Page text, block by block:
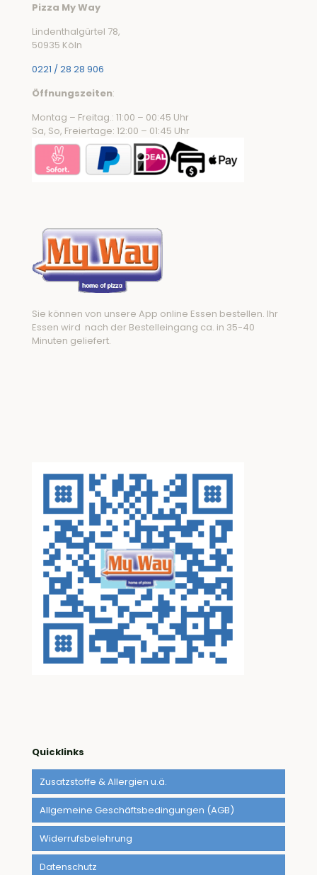
Pizza My Way
Lindenthalgürtel 78,
50935 Köln
0221 / 28 28 906
Öffnungszeiten:
Montag – Freitag.: 11:00 – 00:45 Uhr
Sa, So, Freiertage: 12:00 – 01:45 Uhr
Sie können von unsere App online Essen bestellen. Ihr
Essen wird nach der Bestelleingang ca. in 35-40
Minuten geliefert.
Quicklinks
Zusatzstoffe & Allergien u.ä.
Allgemeine Geschäftsbedingungen (AGB)
Widerrufsbelehrung
Datenschutz